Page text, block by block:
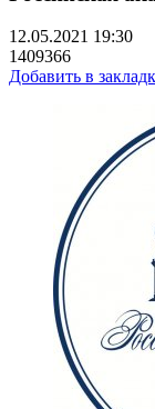
12.05.2021 19:30
1409366
Добавить в